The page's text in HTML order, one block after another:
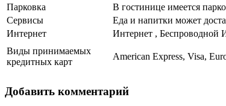
Парковка
В гостинице имеется
Сервисы
Еда и напитки может
Интернет
Интернет , Беспроводной
Виды принимаемых
кредитных карт
American Express, Visa,
Добавить комментарий